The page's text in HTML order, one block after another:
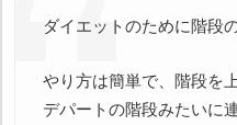
ダイエットのために階段
やり方は簡単で、階段を
デパートの階段みたいに